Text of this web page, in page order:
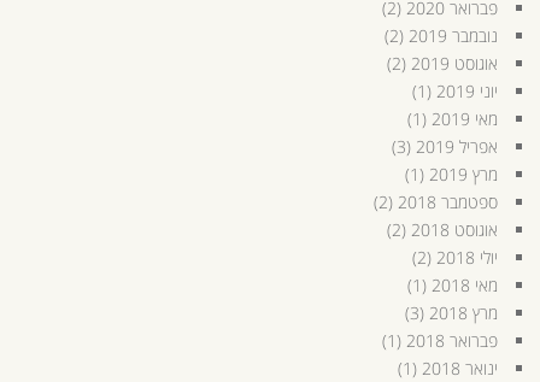
פברואר 2020
(2)
נובמבר 2019
(2)
אוגוסט 2019
(2)
יוני 2019
(1)
מאי 2019
(1)
אפריל 2019
(3)
מרץ 2019
(1)
ספטמבר 2018
(2)
אוגוסט 2018
(2)
יולי 2018
(2)
מאי 2018
(1)
מרץ 2018
(3)
פברואר 2018
(1)
ינואר 2018
(1)